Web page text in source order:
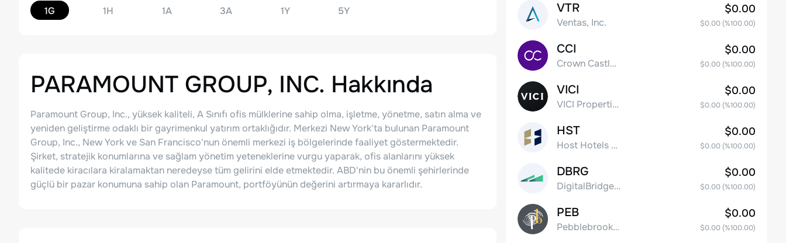
1G 1H 1A 3A 1Y 5Y
PARAMOUNT GROUP, INC. Hakkında
Paramount Group, Inc., yüksek kaliteli, A Sınıfı ofis mülklerine sahip olma, işletme, yönetme, satın alma ve
yeniden geliştirme odaklı bir gayrimenkul yatırım ortaklığıdır. Merkezi New York'ta bulunan Paramount
Group, Inc., New York ve San Francisco'nun önemli merkezi iş bölgelerinde faaliyet göstermektedir.
Şirket, stratejik konumlarına ve sağlam yönetim yeteneklerine vurgu yaparak, ofis alanlarını yüksek
kalitede kiracılara kiralamaktan neredeyse tüm gelirini elde etmektedir. ABD'nin bu önemli şehirlerinde
güçlü bir pazar konumuna sahip olan Paramount, portföyünün değerini artırmaya kararlıdır.
VTR
Ventas, Inc.
$0.00
$0.00(%100.00)
CCI
Crown Castle Inc.
$0.00
$0.00(%100.00)
VICI
VICI Properties Inc. Common Stock
$0.00
$0.00(%100.00)
HST
Host Hotels & Resorts, Inc.
$0.00
$0.00(%100.00)
DBRG
DigitalBridge Group, Inc.
$0.00
$0.00(%100.00)
PEB
Pebblebrook Hotel Trust
$0.00
$0.00(%100.00)